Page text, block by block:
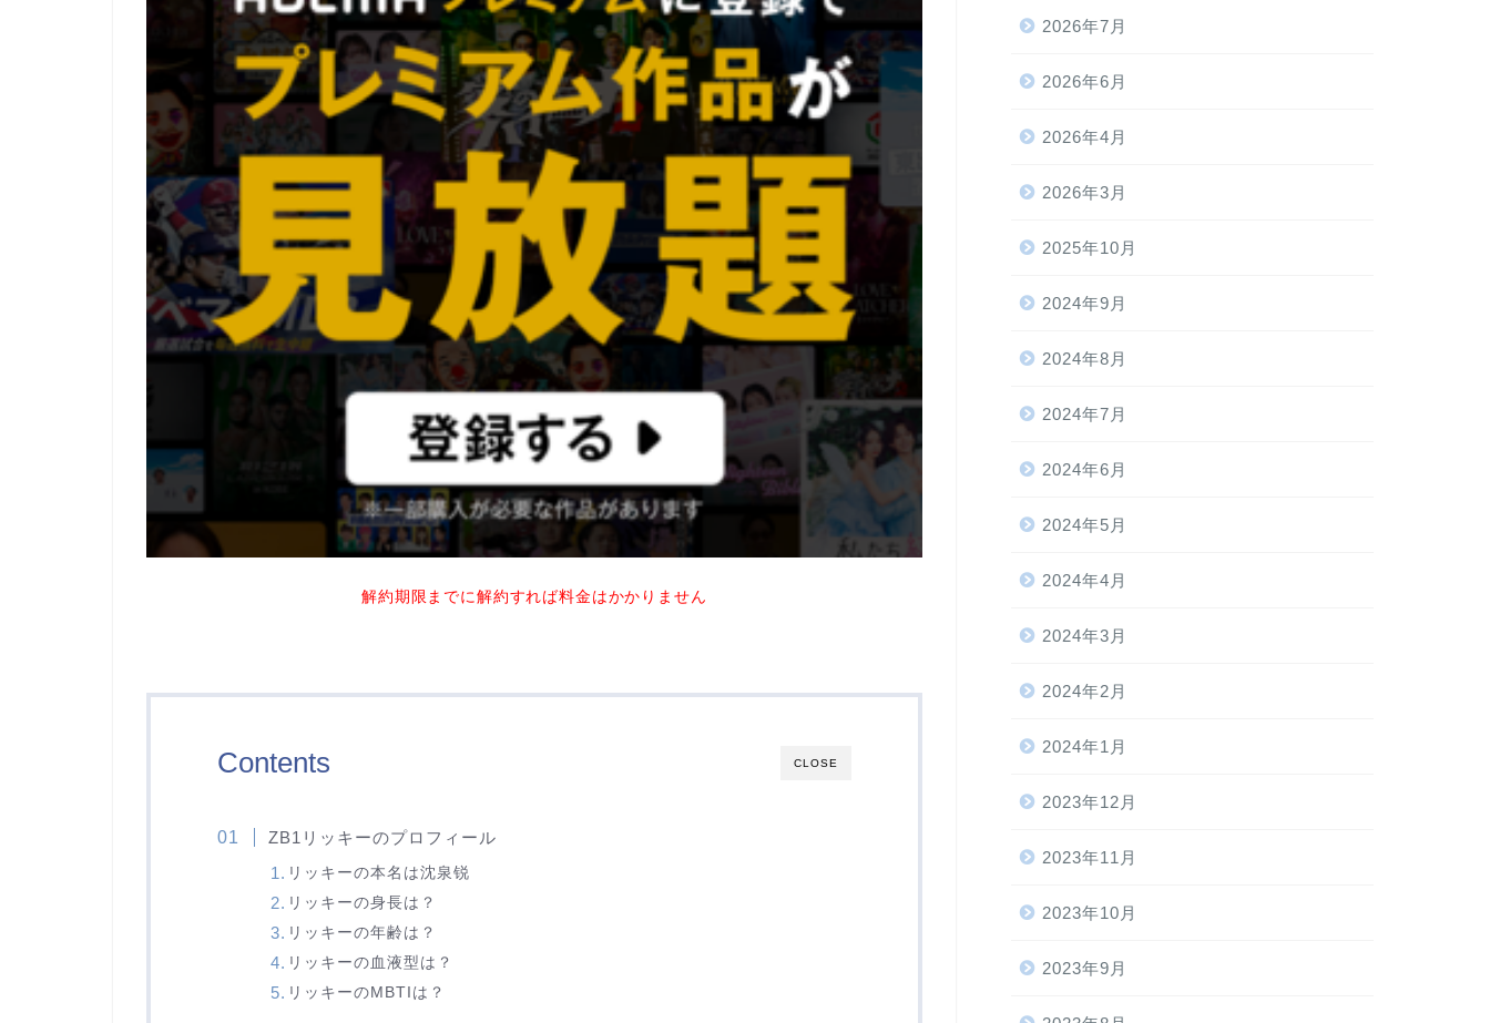
解約期限までに解約すれば料金はかかりません
CLOSE
Contents
ZB1リッキーのプロフィール
リッキーの本名は沈泉锐
リッキーの身長は？
リッキーの年齢は？
リッキーの血液型は？
リッキーのMBTIは？
2026年7月
2026年6月
2026年4月
2026年3月
2025年10月
2024年9月
2024年8月
2024年7月
2024年6月
2024年5月
2024年4月
2024年3月
2024年2月
2024年1月
2023年12月
2023年11月
2023年10月
2023年9月